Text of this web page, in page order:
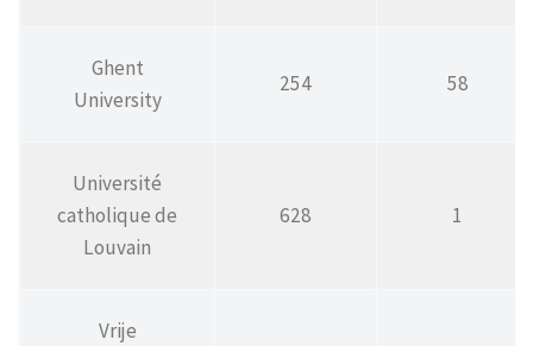
Ghent
University
254 58
Université
catholique de
Louvain
628 1
Vrije